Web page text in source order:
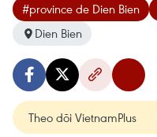
#province de Dien Bien
Dien Bien
Theo dõi VietnamPlus